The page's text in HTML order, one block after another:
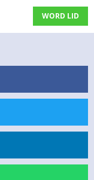
WORD LID